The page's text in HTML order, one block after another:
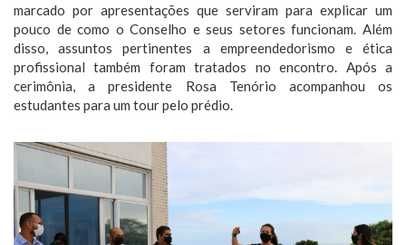
marcado por apresentações que serviram para explicar um
pouco de como o Conselho e seus setores funcionam. Além
disso, assuntos pertinentes a empreendedorismo e ética
profissional também foram tratados no encontro. Após a
cerimônia, a presidente Rosa Tenório acompanhou os
estudantes para um tour pelo prédio.